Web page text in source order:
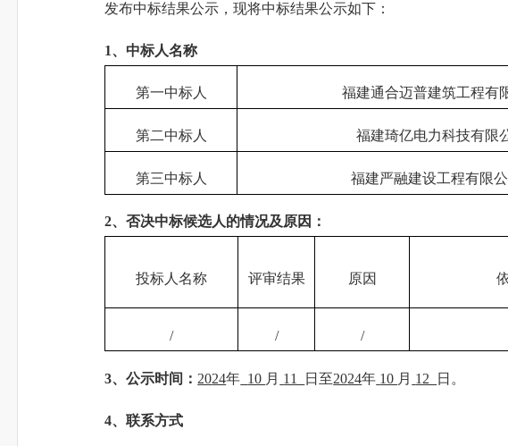
发布中标结果公示 ，现将中标结果公示如下：
1、中标人名称
第一中标人 福建通合迈普建筑工程有
第二中标人 福建琦亿电力科技有限
第三中标人 福建严融建设工程有限公
2、否决中标候选人的情况及原因：
投标人名称 评审结果 原因
/ / /
3、公示时间： 2024年 10 月 11 日至2024年 10 月 12 日。
4、联系方式